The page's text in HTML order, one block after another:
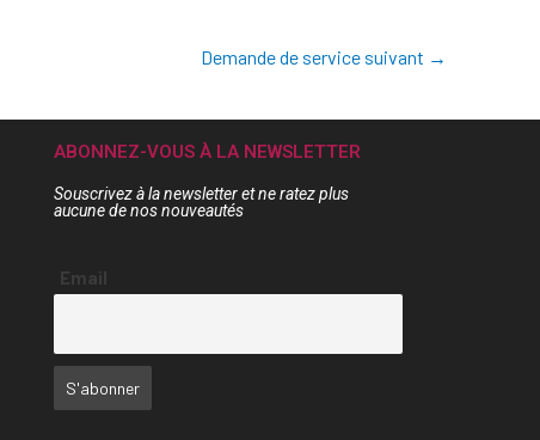
Demande de service suivant →
ABONNEZ-VOUS À LA NEWSLETTER
Souscrivez à la newsletter et ne ratez plus
aucune de nos nouveautés
Email